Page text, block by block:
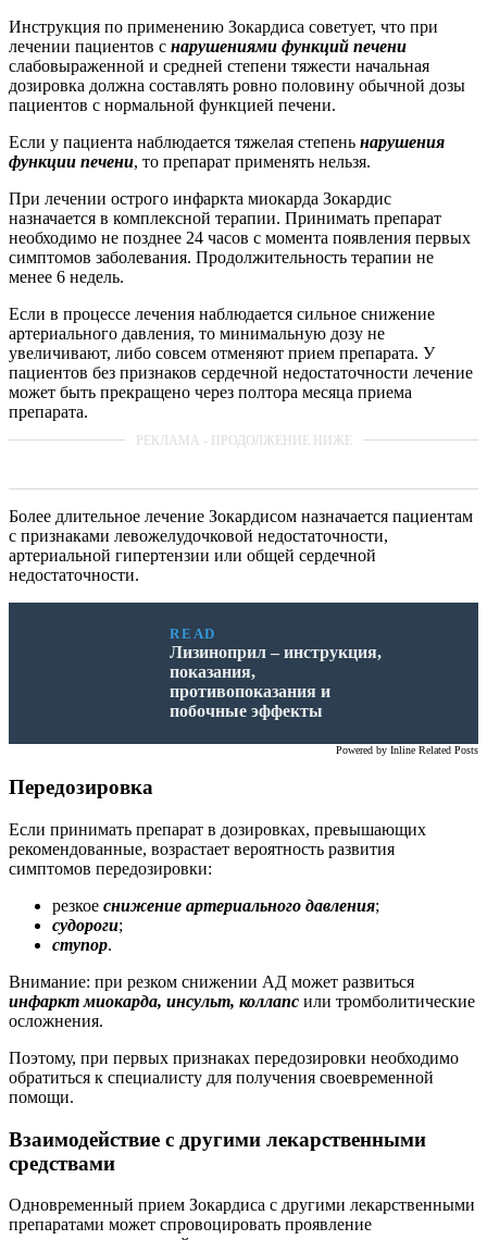
Инструкция по применению Зокардиса советует, что при
лечении пациентов с нарушениями функций печени
слабовыраженной и средней степени тяжести начальная
дозировка должна составлять ровно половину обычной дозы
пациентов с нормальной функцией печени.
Если у пациента наблюдается тяжелая степень нарушения
функции печени, то препарат применять нельзя.
При лечении острого инфаркта миокарда Зокардис
назначается в комплексной терапии. Принимать препарат
необходимо не позднее 24 часов с момента появления первых
симптомов заболевания. Продолжительность терапии не
менее 6 недель.
Если в процессе лечения наблюдается сильное снижение
артериального давления, то минимальную дозу не
увеличивают, либо совсем отменяют прием препарата. У
пациентов без признаков сердечной недостаточности лечение
может быть прекращено через полтора месяца приема
препарата.
Более длительное лечение Зокардисом назначается пациентам
с признаками левожелудочковой недостаточности,
артериальной гипертензии или общей сердечной
недостаточности.
READ
Лизиноприл – инструкция,
показания,
противопоказания и
побочные эффекты
Powered by Inline Related Posts
Передозировка
Если принимать препарат в дозировках, превышающих
рекомендованные, возрастает вероятность развития
симптомов передозировки:
резкое снижение артериального давления;
судороги;
ступор.
Внимание: при резком снижении АД может развиться
инфаркт миокарда, инсульт, коллапс или тромболитические
осложнения.
Поэтому, при первых признаках передозировки необходимо
обратиться к специалисту для получения своевременной
помощи.
Взаимодействие с другими лекарственными
средствами
Одновременный прием Зокардиса с другими лекарственными
препаратами может спровоцировать проявление